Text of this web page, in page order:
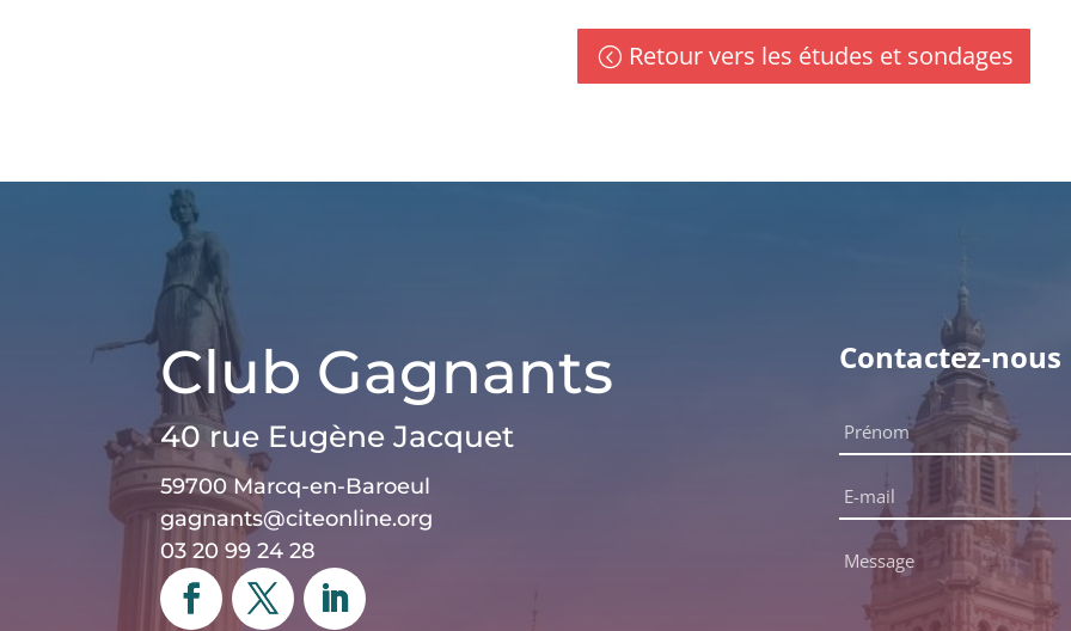
Retour vers les études et sondages
Club Gagnants
40 rue Eugène Jacquet
59700 Marcq-en-Baroeul
gagnants@citeonline.org
03 20 99 24 28
Contactez-nous
Nom
complet
E-
mail
Message